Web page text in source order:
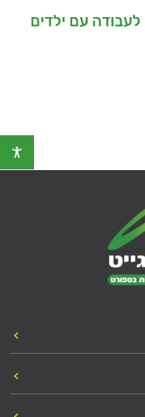
לעבודה עם ילדים